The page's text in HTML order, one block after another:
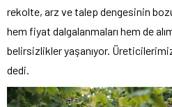
rekolte, arz ve talep dengesinin
hem fiyat dalgalanmaları hem de
belirsizlikler yaşanıyor.
dedi.